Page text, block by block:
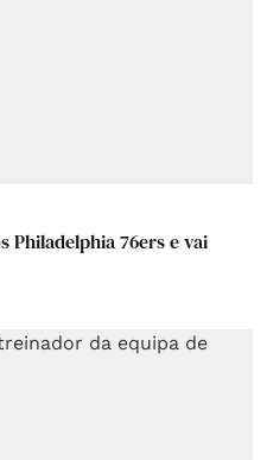
Philadelphia 76ers e vai